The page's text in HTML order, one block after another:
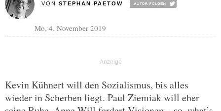
VON STEPHAN PAETOW
Mo, 4. November 2019
Kevin Kühnert will den Sozialismus, bis alles
wieder in Scherben liegt. Paul Ziemiak will eher